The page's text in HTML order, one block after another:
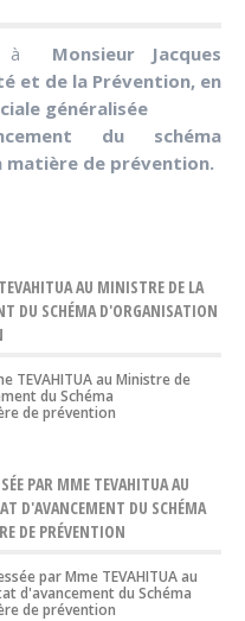
à Monsieur Jacques
et de la Prévention, en
généralisée
du schéma
matière de prévention.
AU MINISTRE DE LA
DU SCHÉMA D'ORGANISATION
TEVAHITUA au Ministre de
du Schéma
de prévention
PAR MME TEVAHITUA AU
D'AVANCEMENT DU SCHÉMA
DE PRÉVENTION
par Mme TEVAHITUA au
d'avancement du Schéma
de prévention